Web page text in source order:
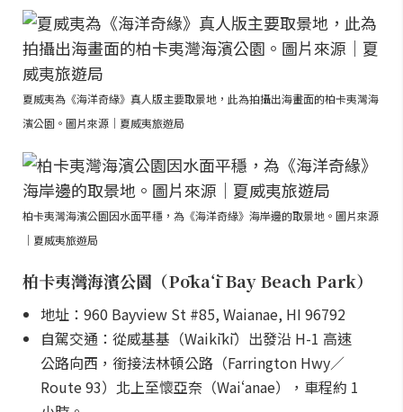
夏威夷為《海洋奇緣》真人版主要取景地，此為拍攝出海畫面的柏卡夷灣海
濱公園。圖片來源｜夏威夷旅遊局
柏卡夷灣海濱公園因水面平穩，為《海洋奇緣》海岸邊的取景地。圖片來源
｜夏威夷旅遊局
柏卡夷灣海濱公園（Pōkaʻī Bay Beach Park）
地址：960 Bayview St #85, Waianae, HI 96792
自駕交通：從威基基（Waikīkī）出發沿 H-1 高速
公路向西，銜接法林頓公路（Farrington Hwy／
Route 93）北上至懷亞奈（Waiʻanae），車程約 1